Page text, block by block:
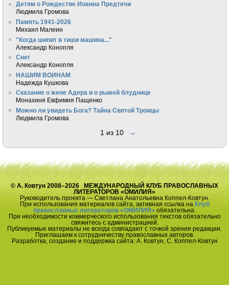
Детям о Рождестве Иоанна Предтечи
Людмила Громова
Память 1941-2026
Михаил Малеин
"Когда шипит в тиши машина..."
Александр Конопля
Снег
Александр Конопля
НАШИМ ВОИНАМ
Надежда Кушкова
Сказание о жене Адера и о рыжей блуднице
Монахиня Евфимия Пащенко
Можно ли увидеть Бога? Тайна Святой Троицы
Людмила Громова
1 из 10 →
© А. Ковтун 2008–2026 МЕЖДУНАРОДНЫЙ КЛУБ ПРАВОСЛАВНЫХ
ЛИТЕРАТОРОВ «ОМИЛИЯ»
Руководитель проекта — Светлана Анатольевна Коппел-Ковтун.
При использования материалов сайта, активная ссылка на Клуб
православных литераторов «ОМИЛИЯ» обязательна.
При необходимости коммерческого использования текстов обязательно
свяжитесь с администрацией.
Публикуемые материалы не всегда совпадают с точкой зрения редакции.
Приглашаем к сотрудничеству православных авторов.
Разработка, создание и поддержка сайта: А. Ковтун, С. Коппел-Ковтун